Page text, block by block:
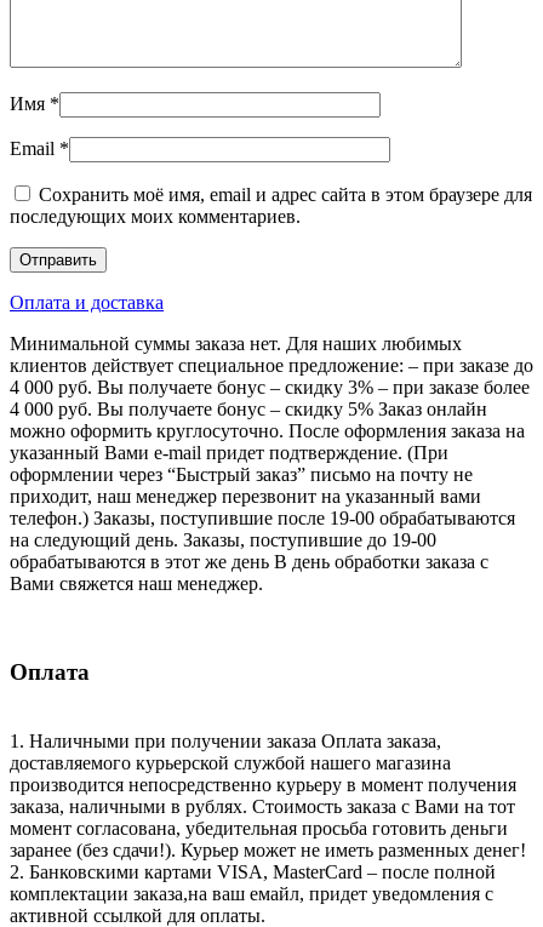
Имя *
Email *
Сохранить моё имя, email и адрес сайта в этом браузере для
последующих моих комментариев.
Оплата и доставка
Минимальной суммы заказа нет. Для наших любимых
клиентов действует специальное предложение: – при заказе до
4 000 руб. Вы получаете бонус – скидку 3% – при заказе более
4 000 руб. Вы получаете бонус – скидку 5% Заказ онлайн
можно оформить круглосуточно. После оформления заказа на
указанный Вами e-mail придет подтверждение. (При
оформлении через “Быстрый заказ” письмо на почту не
приходит, наш менеджер перезвонит на указанный вами
телефон.) Заказы, поступившие после 19-00 обрабатываются
на следующий день. Заказы, поступившие до 19-00
обрабатываются в этот же день В день обработки заказа с
Вами свяжется наш менеджер.
Оплата
1. Наличными при получении заказа Оплата заказа,
доставляемого курьерской службой нашего магазина
производится непосредственно курьеру в момент получения
заказа, наличными в рублях. Стоимость заказа с Вами на тот
момент согласована, убедительная просьба готовить деньги
заранее (без сдачи!). Курьер может не иметь разменных денег!
2. Банковскими картами VISA, MasterCard – после полной
комплектации заказа,на ваш емайл, придет уведомления с
активной ссылкой для оплаты.